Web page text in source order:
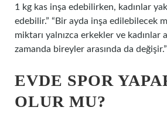
1 kg kas inşa edebilirken, kadınlar
edebilir.” “Bir ayda inşa edilebilecek
miktarı yalnızca erkekler ve kadınlar
zamanda bireyler arasında da
EVDE SPOR
OLUR MU?